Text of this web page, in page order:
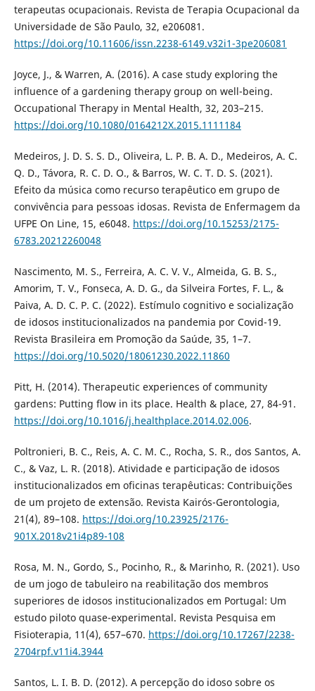
terapeutas ocupacionais. Revista de Terapia Ocupacional da
Universidade de São Paulo, 32, e206081.
https://doi.org/10.11606/issn.2238-6149.v32i1-3pe206081
Joyce, J., & Warren, A. (2016). A case study exploring the
influence of a gardening therapy group on well-being.
Occupational Therapy in Mental Health, 32, 203–215.
https://doi.org/10.1080/0164212X.2015.1111184
Medeiros, J. D. S. S. D., Oliveira, L. P. B. A. D., Medeiros, A. C.
Q. D., Távora, R. C. D. O., & Barros, W. C. T. D. S. (2021).
Efeito da música como recurso terapêutico em grupo de
convivência para pessoas idosas. Revista de Enfermagem da
UFPE On Line, 15, e6048. https://doi.org/10.15253/2175-
6783.20212260048
Nascimento, M. S., Ferreira, A. C. V. V., Almeida, G. B. S.,
Amorim, T. V., Fonseca, A. D. G., da Silveira Fortes, F. L., &
Paiva, A. D. C. P. C. (2022). Estímulo cognitivo e socialização
de idosos institucionalizados na pandemia por Covid-19.
Revista Brasileira em Promoção da Saúde, 35, 1–7.
https://doi.org/10.5020/18061230.2022.11860
Pitt, H. (2014). Therapeutic experiences of community
gardens: Putting flow in its place. Health & place, 27, 84-91.
https://doi.org/10.1016/j.healthplace.2014.02.006.
Poltronieri, B. C., Reis, A. C. M. C., Rocha, S. R., dos Santos, A.
C., & Vaz, L. R. (2018). Atividade e participação de idosos
institucionalizados em oficinas terapêuticas: Contribuições
de um projeto de extensão. Revista Kairós-Gerontologia,
21(4), 89–108. https://doi.org/10.23925/2176-
901X.2018v21i4p89-108
Rosa, M. N., Gordo, S., Pocinho, R., & Marinho, R. (2021). Uso
de um jogo de tabuleiro na reabilitação dos membros
superiores de idosos institucionalizados em Portugal: Um
estudo piloto quase-experimental. Revista Pesquisa em
Fisioterapia, 11(4), 657–670. https://doi.org/10.17267/2238-
2704rpf.v11i4.3944
Santos, L. I. B. D. (2012). A percepção do idoso sobre os